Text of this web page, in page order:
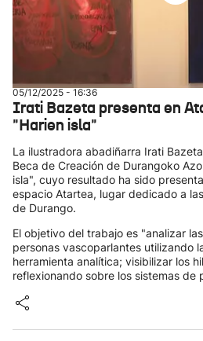
05/12/2025 - 16:36
Irati Bazeta presenta en
"Harien isla"
La ilustradora abadiñarra Irati
Beca de Creación de Durangoko
isla", cuyo resultado ha sido
espacio Atartea, lugar dedicado a
de Durango.
El objetivo del trabajo es "analizar
personas vascoparlantes utilizando
herramienta analítica; visibilizar los
reflexionando sobre los sistemas de